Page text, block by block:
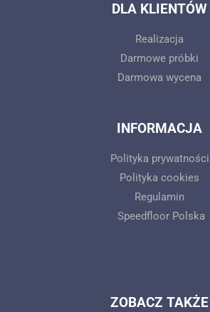
DLA KLIENTÓW
Realizacja
Darmowe próbki
Darmowa wycena
INFORMACJA
Polityka prywatności
Polityka cookies
Regulamin
Speedfloor Polska
ZOBACZ TAKŻE